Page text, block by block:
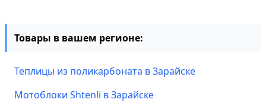
Товары в вашем регионе:
Теплицы из поликарбоната в Зарайске
Мотоблоки Shtenli в Зарайске